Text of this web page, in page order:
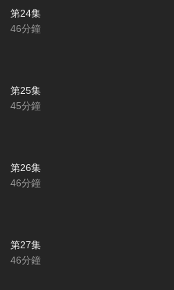
第24集
46分鐘
第25集
45分鐘
第26集
46分鐘
第27集
46分鐘